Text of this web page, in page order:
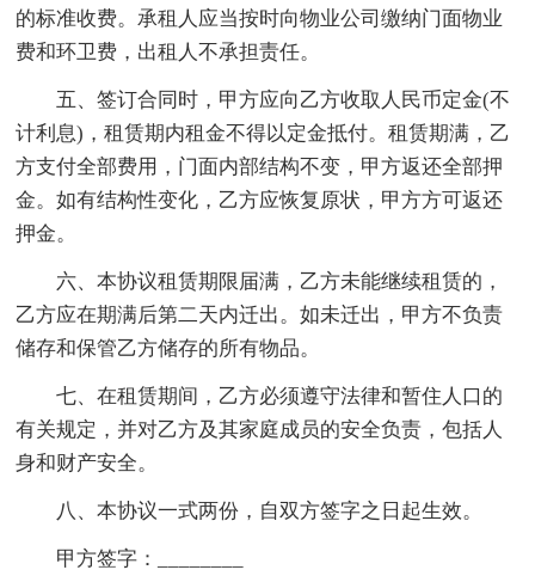
的标准收费。承租人应当按时向物业公司缴纳门面物业
费和环卫费，出租人不承担责任。
五、签订合同时，甲方应向乙方收取人民币定金(不
计利息)，租赁期内租金不得以定金抵付。租赁期满，乙
方支付全部费用，门面内部结构不变，甲方返还全部押
金。如有结构性变化，乙方应恢复原状，甲方方可返还
押金。
六、本协议租赁期限届满，乙方未能继续租赁的，
乙方应在期满后第二天内迁出。如未迁出，甲方不负责
储存和保管乙方储存的所有物品。
七、在租赁期间，乙方必须遵守法律和暂住人口的
有关规定，并对乙方及其家庭成员的安全负责，包括人
身和财产安全。
八、本协议一式两份，自双方签字之日起生效。
甲方签字：________